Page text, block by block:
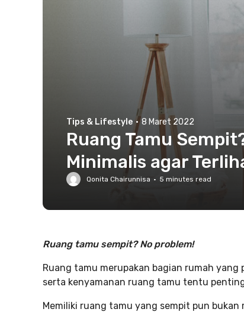
Tips & Lifestyle · 8 Maret 2022
Ruang Tamu
Minimalis agar
Qonita Chairunnisa · 5 minutes read
Ruang tamu sempit? No problem!
Ruang tamu merupakan bagian rumah
serta kenyamanan ruang tamu tentu
Memiliki ruang tamu yang sempit pun